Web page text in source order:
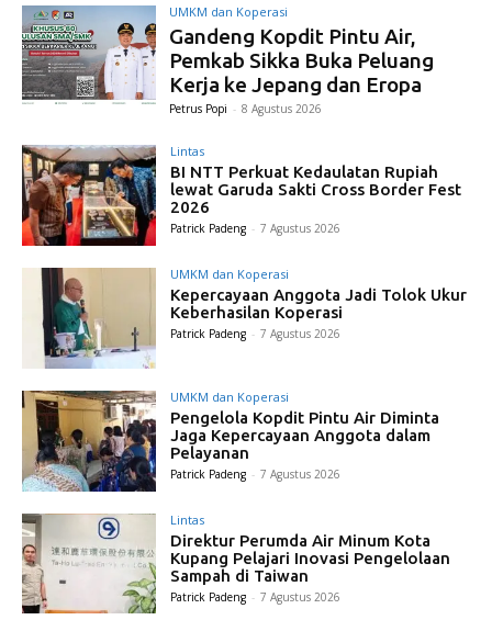
UMKM dan Koperasi
Gandeng Kopdit Pintu Air,
Pemkab Sikka Buka Peluang
Kerja ke Jepang dan Eropa
Petrus Popi - 8 Agustus 2026
Lintas
BI NTT Perkuat Kedaulatan Rupiah
lewat Garuda Sakti Cross Border Fest
2026
Patrick Padeng - 7 Agustus 2026
UMKM dan Koperasi
Kepercayaan Anggota Jadi Tolok Ukur
Keberhasilan Koperasi
Patrick Padeng - 7 Agustus 2026
UMKM dan Koperasi
Pengelola Kopdit Pintu Air Diminta
Jaga Kepercayaan Anggota dalam
Pelayanan
Patrick Padeng - 7 Agustus 2026
Lintas
Direktur Perumda Air Minum Kota
Kupang Pelajari Inovasi Pengelolaan
Sampah di Taiwan
Patrick Padeng - 7 Agustus 2026